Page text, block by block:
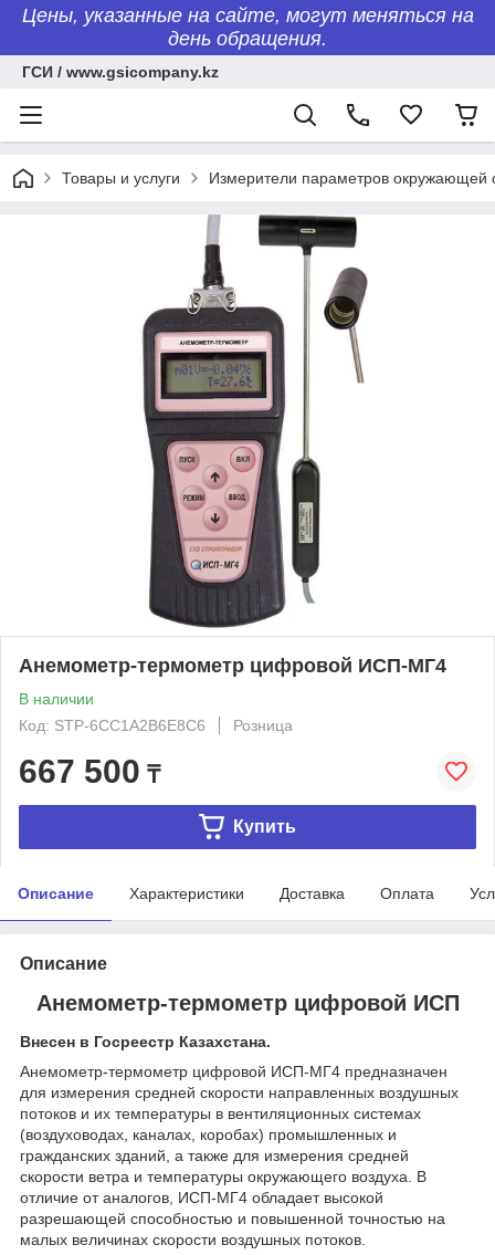
Цены, указанные на сайте, могут меняться на
день обращения.
ГСИ / www.gsicompany.kz
Товары и услуги Измерители параметров окружающей
Анемометр-термометр цифровой ИСП-МГ4
В наличии
Код: STP-6CC1A2B6E8C6
Розница
667 500 ₸
Купить
Описание Характеристики Доставка Оплата
Описание
Анемометр-термометр цифровой ИСП
Внесен в Госреестр Казахстана.
Анемометр-термометр цифровой ИСП-МГ4 предназначен
для измерения средней скорости направленных воздушных
потоков и их температуры в вентиляционных системах
(воздуховодах, каналах, коробах) промышленных и
гражданских зданий, а также для измерения средней
скорости ветра и температуры окружающего воздуха. В
отличие от аналогов, ИСП-МГ4 обладает высокой
разрешающей способностью и повышенной точностью на
малых величинах скорости воздушных потоков.